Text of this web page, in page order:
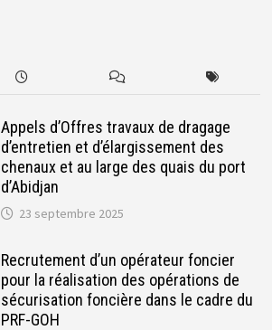
Appels d’Offres travaux de dragage
d’entretien et d’élargissement des
chenaux et au large des quais du port
d’Abidjan
23 septembre 2025
Recrutement d’un opérateur foncier
pour la réalisation des opérations de
sécurisation foncière dans le cadre du
PRF-GOH